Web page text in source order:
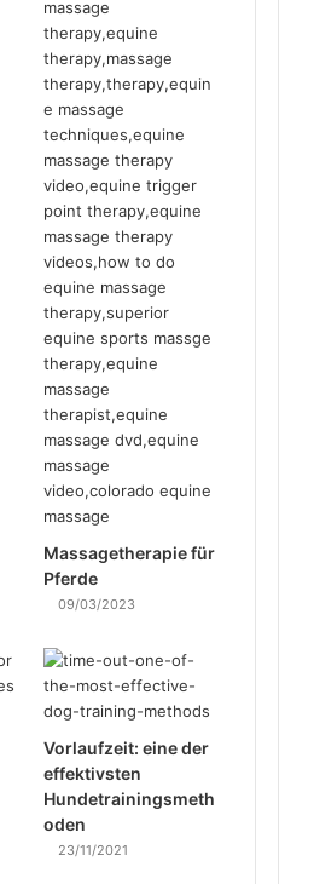
Massagetherapie für
Pferde
09/03/2023
Vorlaufzeit: eine der
effektivsten
Hundetrainingsmeth
oden
23/11/2021